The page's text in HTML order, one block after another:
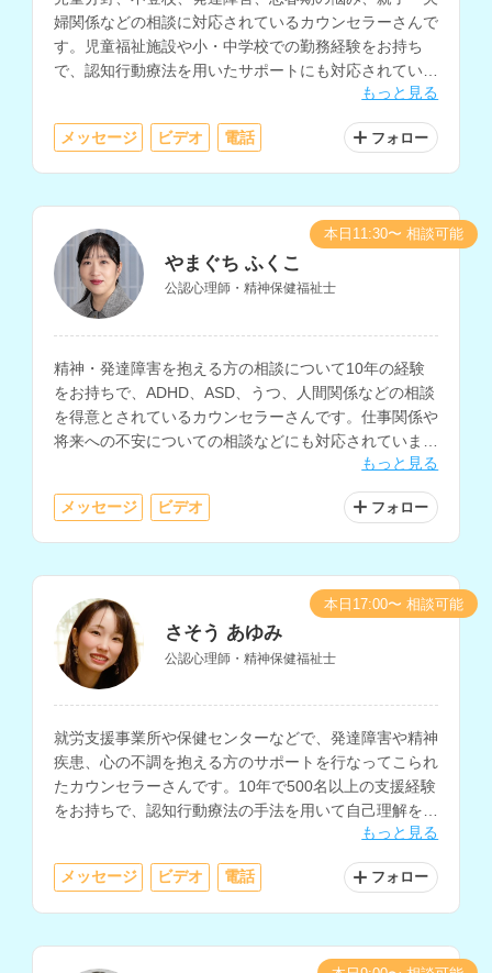
婦関係などの相談に対応されているカウンセラーさんで
す。児童福祉施設や小・中学校での勤務経験をお持ち
で、認知行動療法を用いたサポートにも対応されていま
もっと見る
メッセージ ビデオ 電話 フォロー
やまぐち ふくこ
公認心理師・精神保健福祉士
精神・発達障害を抱える方の相談について10年の経験
をお持ちで、ADHD、ASD、うつ、人間関係などの相談
を得意とされているカウンセラーさんです。仕事関係や
将来への不安についての相談などにも対応されていま
もっと見る
メッセージ ビデオ フォロー
本日11:30〜 相談可能
さそう あゆみ
公認心理師・精神保健福祉士
就労支援事業所や保健センターなどで、発達障害や精神
疾患、心の不調を抱える方のサポートを行なってこられ
たカウンセラーさんです。10年で500名以上の支援経験
をお持ちで、認知行動療法の手法を用いて自己理解を深
めるサポートやセルフケアに関する相談にも対応されて
もっと見る
メッセージ ビデオ 電話 フォロー
本日17:00〜 相談可能